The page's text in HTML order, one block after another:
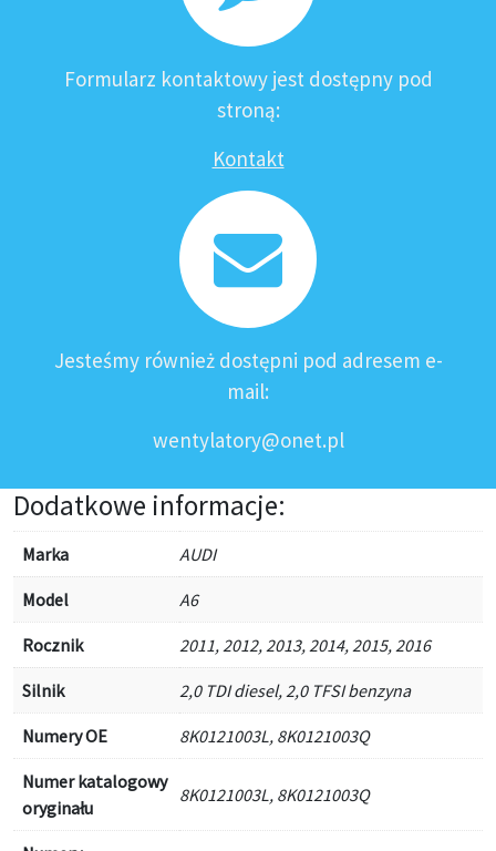
Formularz kontaktowy jest dostępny pod
stroną:
Kontakt
Jesteśmy również dostępni pod adresem e-
mail:
wentylatory@onet.pl
Dodatkowe informacje:
Marka AUDI
Model A6
Rocznik 2011, 2012, 2013, 2014, 2015, 2016
Silnik 2,0 TDI diesel, 2,0 TFSI benzyna
Numery OE 8K0121003L, 8K0121003Q
Numer katalogowy
oryginału
8K0121003L, 8K0121003Q